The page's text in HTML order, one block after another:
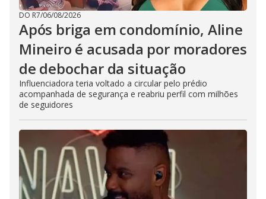
DO R7/06/08/2026
Após briga em condomínio, Aline
Mineiro é acusada por moradores
de debochar da situação
Influenciadora teria voltado a circular pelo prédio
acompanhada de segurança e reabriu perfil com milhões
de seguidores